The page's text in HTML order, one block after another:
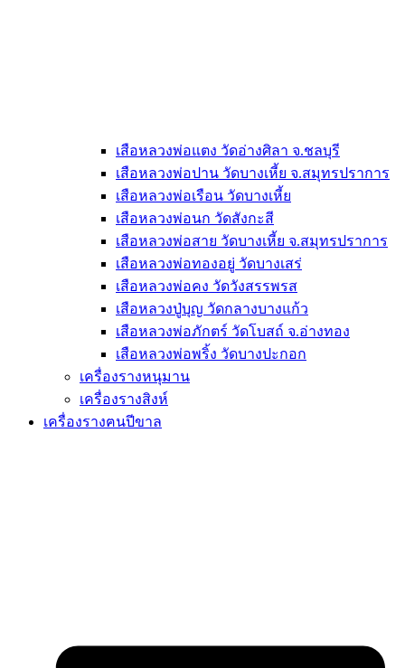
เสือหลวงพ่อแตง วัดอ่างศิลา จ.ชลบุรี
เสือหลวงพ่อปาน วัดบางเหี้ย จ.สมุทรปราการ
เสือหลวงพ่อเรือน วัดบางเหี้ย
เสือหลวงพ่อนก วัดสังกะสี
เสือหลวงพ่อสาย วัดบางเหี้ย จ.สมุทรปราการ
เสือหลวงพ่อทองอยู่ วัดบางเสร่
เสือหลวงพ่อคง วัดวังสรรพรส
เสือหลวงปู่บุญ วัดกลางบางแก้ว
เสือหลวงพ่อภักตร์ วัดโบสถ์ จ.อ่างทอง
เสือหลวงพ่อพริ้ง วัดบางปะกอก
เครื่องรางหนุมาน
เครื่องรางสิงห์
เครื่องรางฅนปีขาล